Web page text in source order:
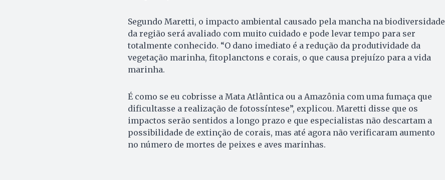
Segundo Maretti, o impacto ambiental causado pela mancha na biodiversidade
da região será avaliado com muito cuidado e pode levar tempo para ser
totalmente conhecido. “O dano imediato é a redução da produtividade da
vegetação marinha, fitoplanctons e corais, o que causa prejuízo para a vida
marinha.
É como se eu cobrisse a Mata Atlântica ou a Amazônia com uma fumaça que
dificultasse a realização de fotossíntese”, explicou. Maretti disse que os
impactos serão sentidos a longo prazo e que especialistas não descartam a
possibilidade de extinção de corais, mas até agora não verificaram aumento
no número de mortes de peixes e aves marinhas.